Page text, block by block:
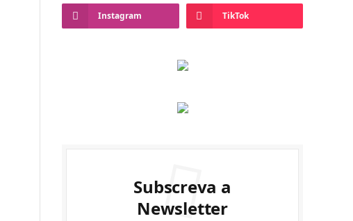
Instagram TikTok
Subscreva a
Newsletter